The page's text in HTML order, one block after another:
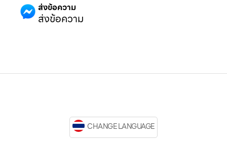
ส่งข้อความ
ส่งข้อความ
CHANGE LANGUAGE